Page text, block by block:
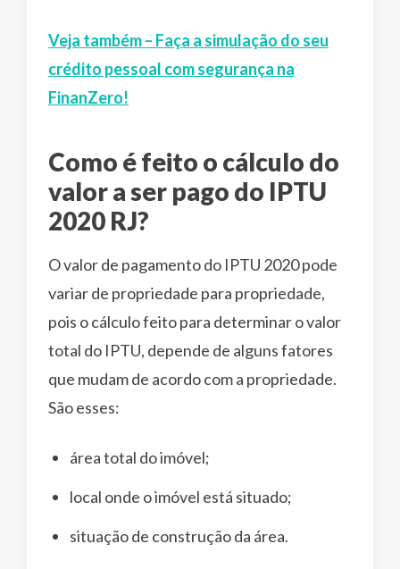
Veja também – Faça a simulação do seu
crédito pessoal com segurança na
FinanZero!
Como é feito o cálculo do
valor a ser pago do IPTU
2020 RJ?
O valor de pagamento do IPTU 2020 pode
variar de propriedade para propriedade,
pois o cálculo feito para determinar o valor
total do IPTU, depende de alguns fatores
que mudam de acordo com a propriedade.
São esses:
área total do imóvel;
local onde o imóvel está situado;
situação de construção da área.